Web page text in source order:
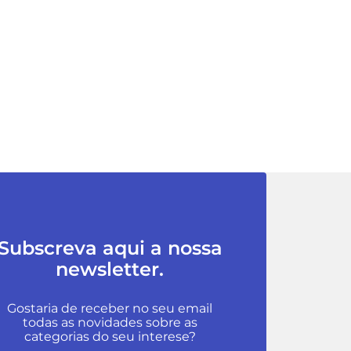
aqui a nossa
newsletter.
Gostaria de receber no seu email
todas as novidades sobre as
categorias do seu interese?